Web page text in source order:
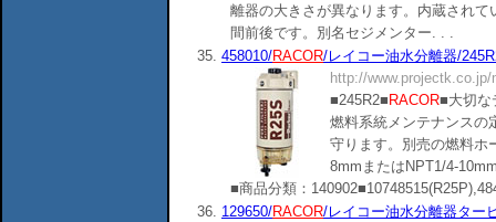
離器の大きさが異なります。内蔵され
間前後です。別名セジメンター. . .
35. 458010/RACOR/レイコー油水分離器/
http://
■245R2■ RACOR■大切な
燃料系統メンテナンスの
守ります。別売の燃料ホ
8mmまたはNPT1/4-
■商品分類：
36. 129650/RACOR/レイコー油水分離器ター